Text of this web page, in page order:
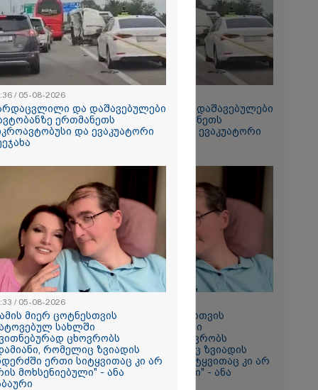
ახალ
ვაწყდები...
შევხვედროდი
თუმცა
იქცევა ისე,
- ტარიელ
სამ
712.70
გარდაცვლილი და დაშავებულები
- ავტობანზე ერთმანეთს
მიკროავტობუსი და ევაკუატორი
"მამის მიერ ცოტნესთვის
დატოვებულ სახლში
თვითნებურად ცხოვრობს
ადამიანი, რომელიც ზვიადის
ანდერძში ერთი სიტყვითაც კი არ
არის მოხსენიებული" - ანა
/ 05-08-2026
და დაშავებულები
ერთმანეთს
და ევაკუატორი
/ 05-08-2026
მიერ ცოტნესთვის
სახლში
ცხოვრობს
რომელიც ზვიადის
ერთი სიტყვითაც კი არ
მოხსენიებული" - ანა